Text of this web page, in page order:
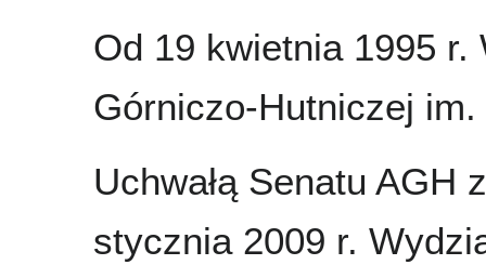
Od 19 kwietnia 1995 r.
Górniczo-Hutniczej
Uchwałą Senatu AGH
stycznia 2009 r.